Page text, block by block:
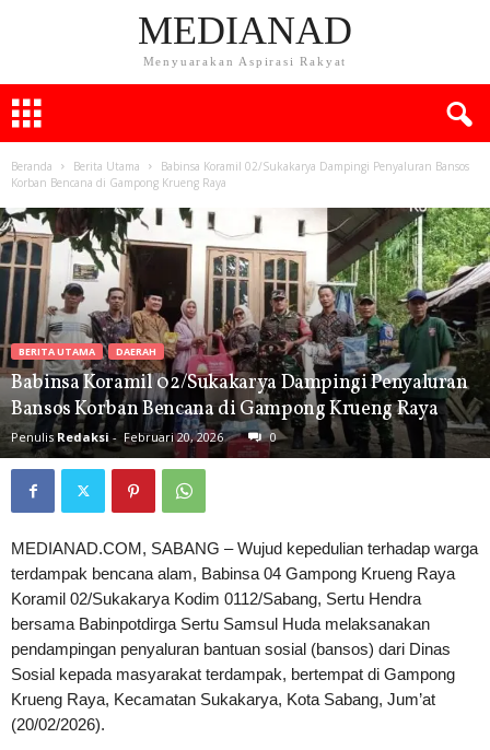
MEDIANAD
Menyuarakan Aspirasi Rakyat
Beranda Berita Utama
Babinsa Koramil 02/Sukakarya Dampingi Penyaluran Bansos
Korban Bencana di Gampong Krueng Raya
BERITA UTAMA DAERAH
Babinsa Koramil 02/Sukakarya Dampingi Penyaluran
Bansos Korban Bencana di Gampong Krueng Raya
Penulis Redaksi - Februari 20, 2026 0
MEDIANAD.COM, SABANG – Wujud kepedulian terhadap warga
terdampak bencana alam, Babinsa 04 Gampong Krueng Raya
Koramil 02/Sukakarya Kodim 0112/Sabang, Sertu Hendra
bersama Babinpotdirga Sertu Samsul Huda melaksanakan
pendampingan penyaluran bantuan sosial (bansos) dari Dinas
Sosial kepada masyarakat terdampak, bertempat di Gampong
Krueng Raya, Kecamatan Sukakarya, Kota Sabang, Jum’at
(20/02/2026).